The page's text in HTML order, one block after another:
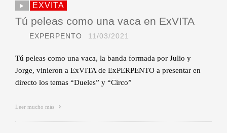
EXVITA
Tú peleas como una vaca en ExVITA
EXPERPENTO 11/03/2021
Tú peleas como una vaca, la banda formada por Julio y
Jorge, vinieron a ExVITA de ExPERPENTO a presentar en
directo los temas “Dueles” y “Circo”
Leer mucho más